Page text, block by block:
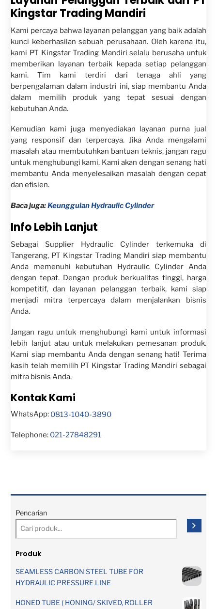
Kingstar Trading Mandiri
Kami percaya bahwa layanan pelanggan yang baik adalah
kunci keberhasilan sebuah perusahaan. Oleh karena itu,
kami PT Kingstar Trading Mandiri selalu berusaha untuk
memberikan layanan terbaik kepada setiap pelanggan
kami. Tim kami terdiri dari tenaga ahli yang
berpengalaman dalam industri ini, siap membantu Anda
dalam memilih produk yang tepat sesuai dengan
kebutuhan Anda.
Kemudian kami juga menyediakan layanan purna jual
yang responsif dan terpercaya. Jika Anda mengalami
masalah atau membutuhkan bantuan teknis, jangan ragu
untuk menghubungi kami. Kami akan dengan senang hati
membantu Anda menyelesaikan masalah dengan cepat
dan efisien.
Baca juga:Keunggulan Hydraulic Cylinder
Info Lebih Lanjut
Sebagai Supplier Hydraulic Cylinder terkemuka di
Tangerang, PT Kingstar Trading Mandiri siap membantu
Anda memenuhi kebutuhan Hydraulic Cylinder Anda
dengan tepat. Dengan produk berkualitas tinggi, harga
kompetitif, dan layanan pelanggan terbaik, kami siap
menjadi mitra terpercaya dalam menjalankan bisnis
Anda.
Jangan ragu untuk menghubungi kami untuk informasi
lebih lanjut atau untuk melakukan pemesanan produk.
Kami siap membantu Anda dengan senang hati! Terima
kasih telah memilih PT Kingstar Trading Mandiri sebagai
mitra bisnis Anda.
Kontak Kami
WhatsApp: 0813-1040-3890
Telephone: 021-27848291
Pencarian
Produk
SEAMLESS CARBON STEEL TUBE FOR
HYDRAULIC PRESSURE LINE
HONED TUBE ( HONING/ SKIVED, ROLLER